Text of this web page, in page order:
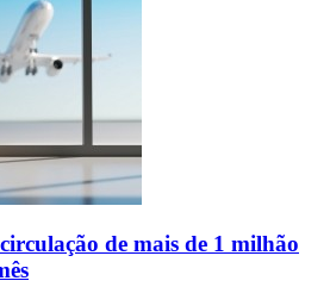
de mais de 1 milhão